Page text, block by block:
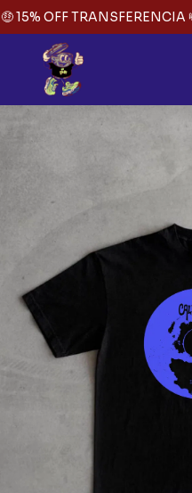
OFF TRANSFERENCIA 💸